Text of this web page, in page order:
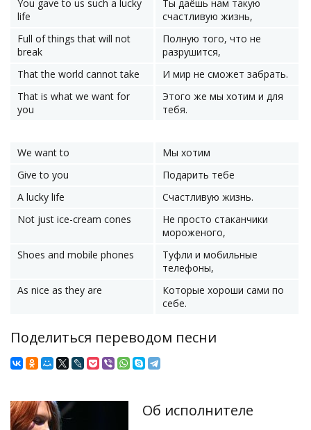
You gave to us such a lucky
life
Ты даёшь нам такую
счастливую жизнь,
Full of things that will not
break
Полную того, что не
разрушится,
That the world cannot take
И мир не сможет забрать.
That is what we want for
you
Этого же мы хотим и для
тебя.
We want to
Мы хотим
Give to you
Подарить тебе
A lucky life
Счастливую жизнь.
Not just ice-cream cones
Не просто стаканчики
мороженого,
Shoes and mobile phones
Туфли и мобильные
телефоны,
As nice as they are
Которые хороши сами по
себе.
Поделиться переводом песни
Об исполнителе